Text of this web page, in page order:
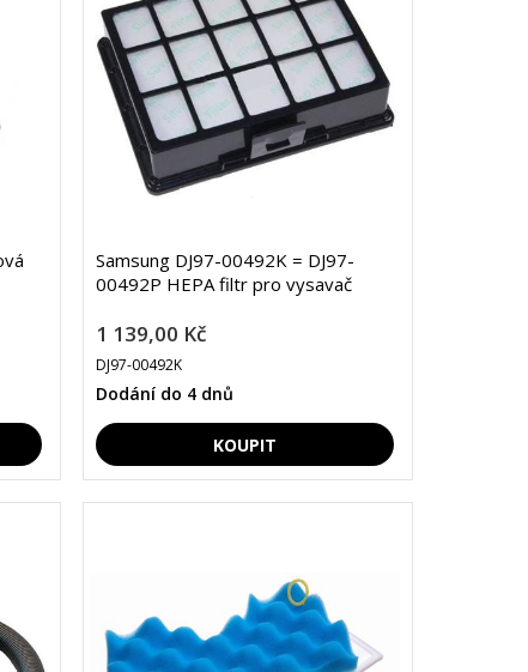
Samsung DJ97-00492K = DJ97-
00492P HEPA filtr pro vysavač
1 139,00 Kč
DJ97-00492K
Dodání do 4 dnů